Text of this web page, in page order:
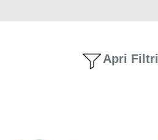
Apri Filtri